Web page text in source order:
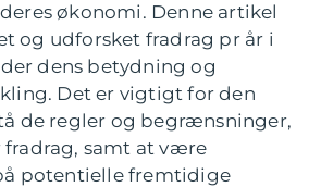
økonomi. Denne artikel
og udforsket fradrag pr år i
dens betydning og
Det er vigtigt for den
de regler og begrænsninger,
samt at være
potentielle fremtidige